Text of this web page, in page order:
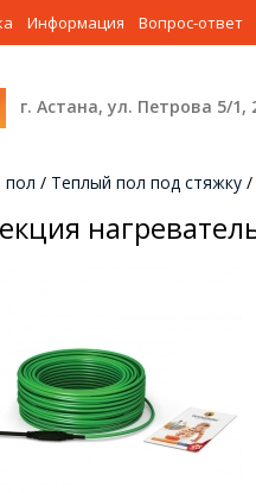
Информация Вопрос-ответ
г. Астана, ул. Петрова 5/1,
пол / Теплый пол под стяжку /